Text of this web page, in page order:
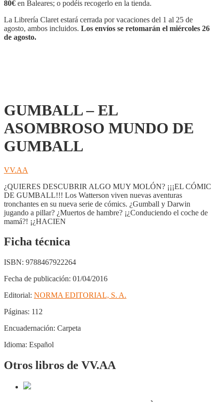
80€ en Baleares; o podéis recogerlo en la tienda.
La Librería Claret estará cerrada por vacaciones del 1 al 25 de
agosto, ambos incluidos. Los envíos se retomarán el miércoles 26
de agosto.
GUMBALL – EL
ASOMBROSO MUNDO DE
GUMBALL
VV.AA
¿QUIERES DESCUBRIR ALGO MUY MOLÓN? ¡¡¡EL CÓMIC
DE GUMBALL!!! Los Watterson viven nuevas aventuras
tronchantes en su nueva serie de cómics. ¿Gumball y Darwin
jugando a pillar? ¿Muertos de hambre? ¡¿Conduciendo el coche de
mamá?! ¡¿HACIEN
Ficha técnica
ISBN: 9788467922264
Fecha de publicación: 01/04/2016
Editorial: NORMA EDITORIAL, S. A.
Páginas: 112
Encuadernación: Carpeta
Idioma: Español
Otros libros de VV.AA